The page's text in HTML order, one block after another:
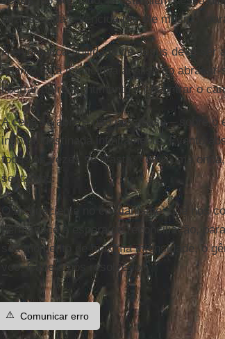
atravessada e vencida por ele mesmo,
A enigmática agilidade de Jesus deve ser
quanto foi a minuciosa análise do
libertar do ressentimento e encontrar o
A cena se abre – não por acaso – sobre
infinita, destinada infinitamente. Evento
todas as vezes se afasta, como uma
sentamos.
O inconsciente no cristianismo, que nos
permanece à espera de reconciliação,
seu momento de máxima intensidade, o
voo. Cabe a nós resolvê-lo.
⚠️ Comunicar erro